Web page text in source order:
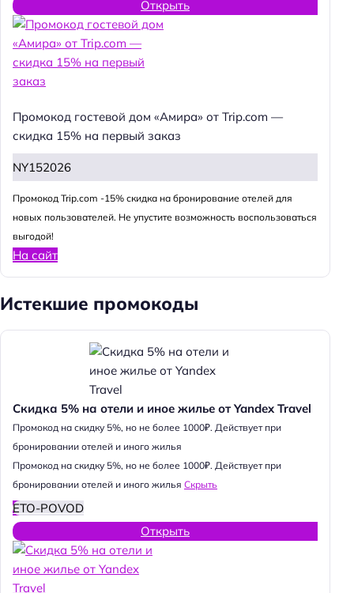
Открыть
Промокод гостевой дом «Амира» от Trip.com —
скидка 15% на первый заказ
NY152026
Промокод Trip.com -15% скидка на бронирование отелей для
новых пользователей. Не упустите возможность воспользоваться
выгодой!
На сайт
Истекшие промокоды
Скидка 5% на отели и иное жилье от Yandex Travel
Промокод на скидку 5%, но не более 1000₽. Действует при
бронировании отелей и иного жилья
Промокод на скидку 5%, но не более 1000₽. Действует при
бронировании отелей и иного жилья Скрыть
ETO-POVOD
Открыть